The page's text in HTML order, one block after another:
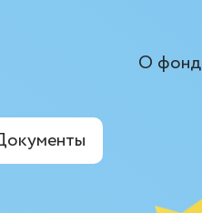
О